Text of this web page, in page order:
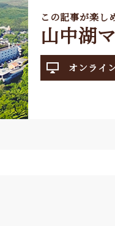
この記事が楽し
山中湖
オンライ